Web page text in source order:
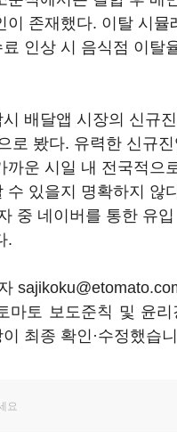
이 존재했다. 이탈 시뮬
인상 시 음식점 이탈
배달앱 시장의 신규
로 봤다. 유력한 신규
까운 시일 내 전국적으
수 있을지 명확하지 않
중 네이버를 통한 유
.
마토 보도준칙 및 윤
최종 확인·수정했습